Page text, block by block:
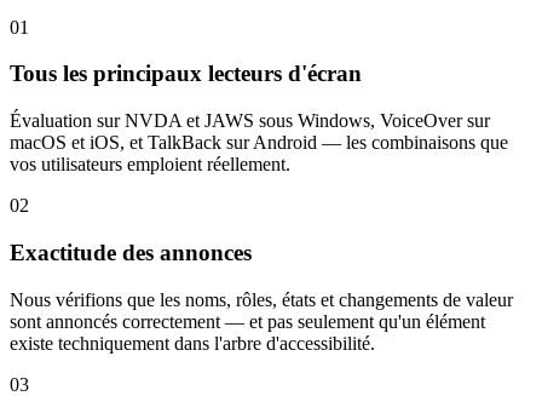
01
Tous les principaux lecteurs d'écran
Évaluation sur NVDA et JAWS sous Windows, VoiceOver sur
macOS et iOS, et TalkBack sur Android — les combinaisons que
vos utilisateurs emploient réellement.
02
Exactitude des annonces
Nous vérifions que les noms, rôles, états et changements de valeur
sont annoncés correctement — et pas seulement qu'un élément
existe techniquement dans l'arbre d'accessibilité.
03